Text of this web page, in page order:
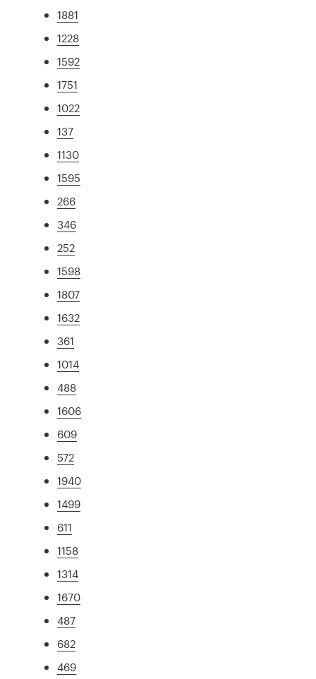
1881
1228
1592
1751
1022
137
1130
1595
266
346
252
1598
1807
1632
361
1014
488
1606
609
572
1940
1499
611
1158
1314
1670
487
682
469